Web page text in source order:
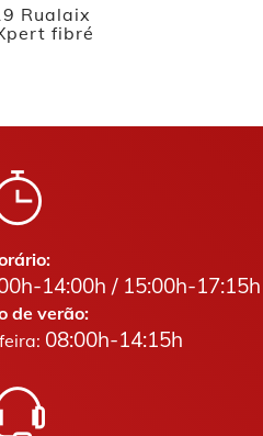
Rualaix
fibré
14:00h / 15:00h-17:15h
de verão:
08:00h-14:15h